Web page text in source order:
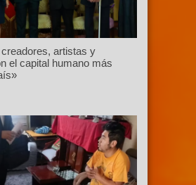
artistas y
el capital humano más